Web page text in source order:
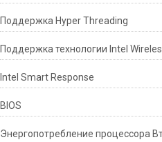
Поддержка Hyper Threading
Поддержка технологии Intel
Intel Smart Response
BIOS
Энергопотребление процессора